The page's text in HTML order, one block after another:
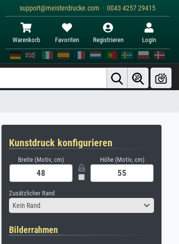
support@meisterdrucke.com · 0043 4257 29415
Warenkorb Favoriten Registrieren Login
Kunstdruck konfigurieren
Breite (Motiv, cm) Höhe (Motiv, cm)
Zusätzlicher Rand
Kein Rand
Bilderrahmen